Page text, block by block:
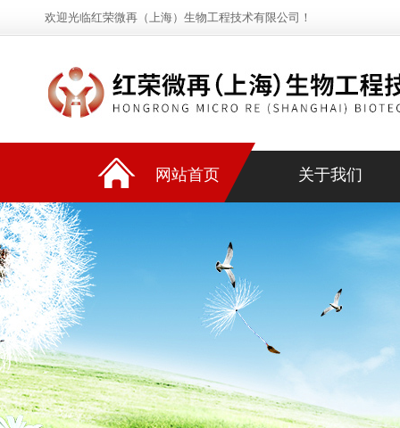
欢迎光临红荣微再（上海）生物工程技术有限公司！
网站首页 关于我们